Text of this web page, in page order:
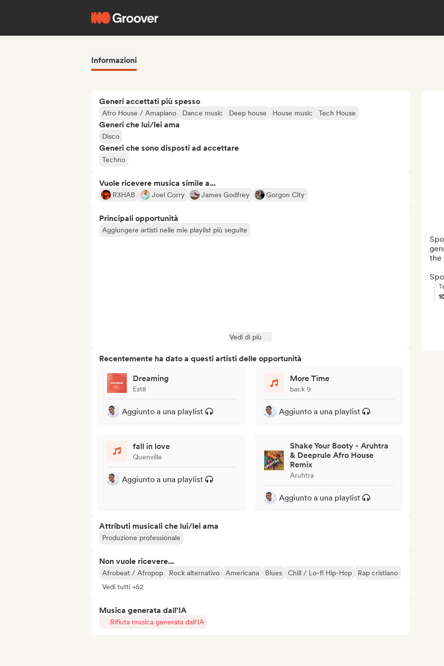
Informazioni
Generi accettati più spesso
Afro House / Amapiano Dance music Deep house House music Tech House
Generi che lui/lei ama
Disco
Generi che sono disposti ad accettare
Techno
Vuole ricevere musica simile a...
R3HAB Joel Corry James Godfrey Gorgon City
Principali opportunità
Aggiungere artisti nelle mie playlist più seguite
Vedi di più
Recentemente ha dato a questi artisti delle opportunità
Dreaming
Est8
Aggiunto a una playlist
More Time
back 9
Aggiunto a una playlist
fall in love
Quenville
Aggiunto a una playlist
Shake Your Booty - Aruhtra
& Deeprule Afro House
Remix
Aruhtra
Aggiunto a una playlist
Attributi musicali che lui/lei ama
Produzione professionale
Non vuole ricevere...
Afrobeat / Afropop Rock alternativo Americana Blues Chill / Lo-fi Hip-Hop
Rap cristiano
Vedi tutti +52
Musica generata dall'IA
Rifiuta musica generata dall'IA
the